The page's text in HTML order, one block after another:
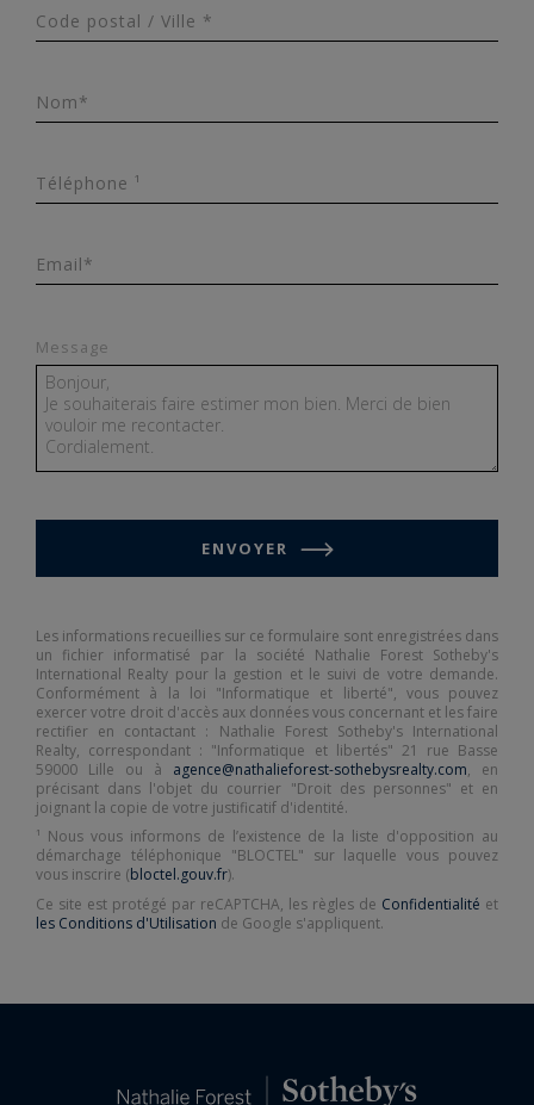
Code postal / Ville *
Nom*
Téléphone ¹
Email*
Message
ENVOYER
Les informations recueillies sur ce formulaire sont enregistrées dans
un fichier informatisé par la société Nathalie Forest Sotheby's
International Realty pour la gestion et le suivi de votre demande.
Conformément à la loi "Informatique et liberté", vous pouvez
exercer votre droit d'accès aux données vous concernant et les faire
rectifier en contactant : Nathalie Forest Sotheby's International
Realty, correspondant : "Informatique et libertés" 21 rue Basse
59000 Lille ou à agence@nathalieforest-sothebysrealty.com, en
précisant dans l'objet du courrier "Droit des personnes" et en
joignant la copie de votre justificatif d'identité.
¹ Nous vous informons de l’existence de la liste d'opposition au
démarchage téléphonique "BLOCTEL" sur laquelle vous pouvez
vous inscrire (bloctel.gouv.fr).
Ce site est protégé par reCAPTCHA, les règles de Confidentialité et
les Conditions d'Utilisation de Google s'appliquent.